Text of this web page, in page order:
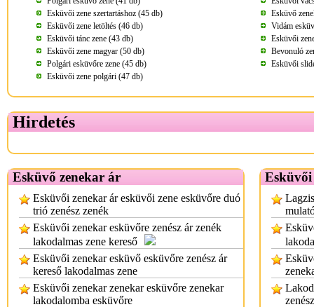
Esküvői zene szertartáshoz (45 db)
Esküvő
Esküvői zene letöltés (46 db)
Vidám
Esküvői tánc zene (43 db)
Esküvői
Esküvői zene magyar (50 db)
Bevonuló
Polgári esküvőre zene (45 db)
Esküvői
Esküvői zene polgári (47 db)
Hirdetés
Esküvő zenekar ár
Esküvői zenekar ár esküvői zene esküvőre duó
trió zenész zenék
Esküvői zenekar esküvőre zenész ár zenék
lakodalmas zene kereső
Esküvői zenekar esküvő esküvőre zenész ár
kereső lakodalmas zene
Esküvői zenekar zenekar esküvőre zenekar
lakodalomba esküvőre
Esküvői